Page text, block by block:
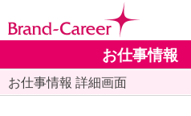
お仕事情報
お仕事情報 詳細画面